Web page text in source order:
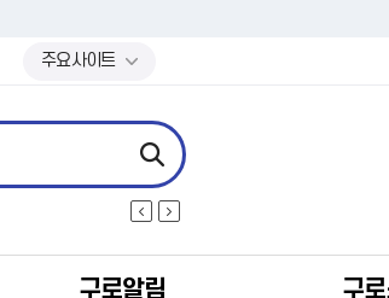
주요사이트
구로알림 구